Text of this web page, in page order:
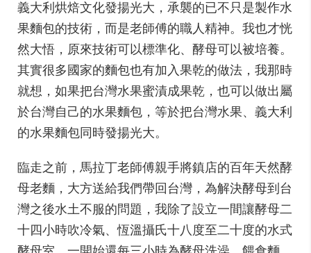
義大利烘焙文化發揚光大，承襲的已不只是製作水
果麵包的技術，而是老師傅的職人精神。我也才恍
然大悟，原來技術可以標準化、酵母可以被培養。
其實很多國家的麵包也有加入果乾的做法，我那時
就想，如果把台灣水果蜜漬成果乾，也可以做出屬
於台灣自己的水果麵包，等於把台灣水果、義大利
的水果麵包同時發揚光大。
臨走之前，馬拉丁老師傅親手將鎮店的百年天然酵
母老麵，大方送給我們帶回台灣，為解決酵母到台
灣之後水土不服的問題，我除了設立一間讓酵母二
十四小時吹冷氣、恆溫攝氏十八度至二十度的水式